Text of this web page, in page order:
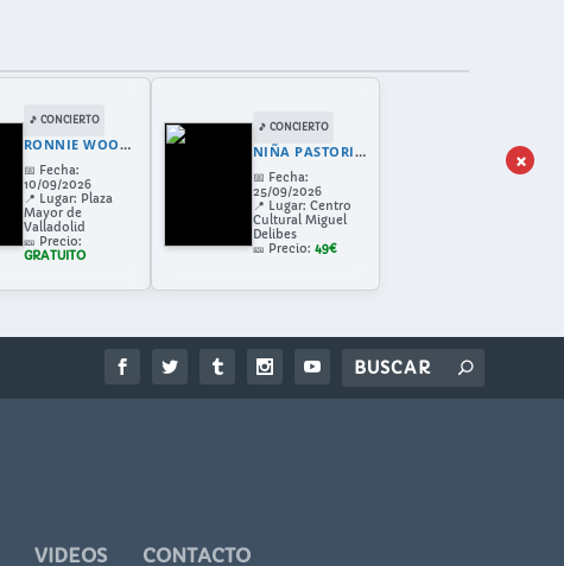
🎵 CONCIERTO
RONNIE WOOD VALLADOLID
📅 Fecha:
10/09/2026
📍 Lugar: Plaza
Mayor de
Valladolid
🎫 Precio:
GRATUITO
🎵 CONCIERTO
NIÑA PASTORI EN VALLADOLID 2026: CONCIERTO EN EL CENTRO CULTURAL MIGUEL DELIBES
📅 Fecha:
25/09/2026
📍 Lugar: Centro
Cultural Miguel
Delibes
🎫 Precio: 49€
×
VIDEOS CONTACTO